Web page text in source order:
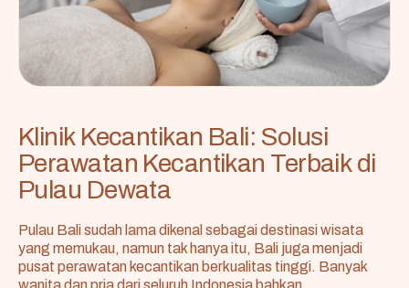
Klinik Kecantikan Bali: Solusi
Perawatan Kecantikan Terbaik di
Pulau Dewata
Pulau Bali sudah lama dikenal sebagai destinasi wisata
yang memukau, namun tak hanya itu, Bali juga menjadi
pusat perawatan kecantikan berkualitas tinggi. Banyak
wanita dan pria dari seluruh Indonesia bahkan